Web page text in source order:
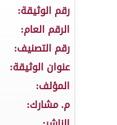
رقم الوثيقة:
الرقم العام:
رقم التصنيف:
عنوان الوثيقة:
المؤلف:
م. مشارك: